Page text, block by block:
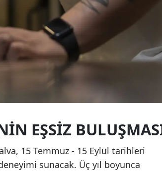
EŞSIZ
15 Temmuz - 15 Eylül tarihleri
sunacak. Üç yıl boyunca